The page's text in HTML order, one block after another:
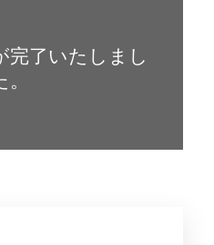
完了いたしまし
。